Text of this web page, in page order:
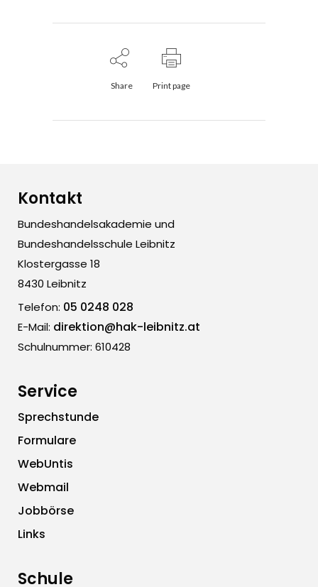
Share Print page
Kontakt
Bundeshandelsakademie und
Bundeshandelsschule Leibnitz
Klostergasse 18
8430 Leibnitz
Telefon: 05 0248 028
E-Mail: direktion@hak-leibnitz.at
Schulnummer: 610428
Service
Sprechstunde
Formulare
WebUntis
Webmail
Jobbörse
Links
Schule